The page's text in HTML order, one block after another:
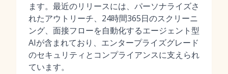
ます。最近のリリースには、パーソナライズさ
れたアウトリーチ、24時間365日のスクリーニ
ング、面接フローを自動化するエージェント型
AIが含まれており、エンタープライズグレード
のセキュリティとコンプライアンスに支えられ
ています。